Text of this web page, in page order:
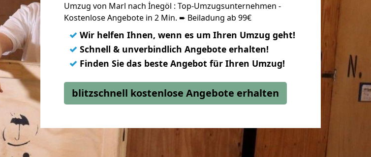
Umzug von Marl nach İnegöl : Top-Umzugsunternehmen -
Kostenlose Angebote in 2 Min. ➨ Beiladung ab 99€
✓ Wir helfen Ihnen, wenn es um Ihren Umzug geht!
✓ Schnell & unverbindlich Angebote erhalten!
✓ Finden Sie das beste Angebot für Ihren Umzug!
blitzschnell kostenlose Angebote erhalten